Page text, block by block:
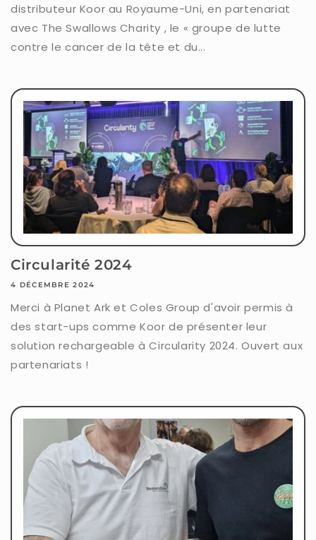
distributeur Koor au Royaume-Uni, en partenariat
avec The Swallows Charity , le « groupe de lutte
contre le cancer de la tête et du...
Circularité 2024
4 DÉCEMBRE 2024
Merci à Planet Ark et Coles Group d'avoir permis à
des start-ups comme Koor de présenter leur
solution rechargeable à Circularity 2024. Ouvert aux
partenariats !